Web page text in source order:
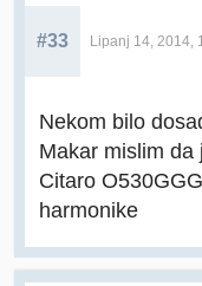
#33 Lipanj 14, 2014,
Nekom bilo
Makar mislim
Citaro
harmonike